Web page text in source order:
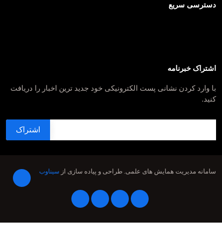
دسترسی سریع
اشتراک خبرنامه
با وارد کردن نشانی پست الکترونیکی خود جدید ترین اخبار را دریافت
کنید.
سامانه مدیریت همایش های علمی. طراحی و پیاده سازی از سیناوب